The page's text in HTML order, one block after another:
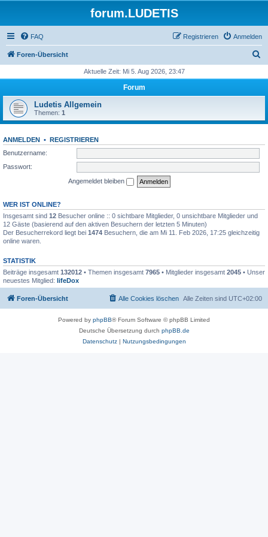
forum.LUDETIS
FAQ Anmelden
Registrieren
Foren-Übersicht
h
Aktuelle Zeit: Mi 5. Aug 2026, 23:47
Forum
Ludetis Allgemein
Themen: 1
ANMELDEN • REGISTRIEREN
Benutzername:
Passwort:
Angemeldet bleiben
WER IST ONLINE?
Insgesamt sind 12 Besucher online :: 0 sichtbare Mitglieder, 0 unsichtbare Mitglieder und
12 Gäste (basierend auf den aktiven Besuchern der letzten 5 Minuten)
Der Besucherrekord liegt bei 1474 Besuchern, die am Mi 11. Feb 2026, 17:25 gleichzeitig
online waren.
STATISTIK
Beiträge insgesamt 132012 • Themen insgesamt 7965 • Mitglieder insgesamt 2045 • Unser
neuestes Mitglied: lifeDox
Foren-Übersicht Alle Zeiten sind UTC+02:00
Alle Cookies löschen
Powered by phpBB® Forum Software © phpBB Limited
Deutsche Übersetzung durch phpBB.de
Datenschutz| Nutzungsbedingungen